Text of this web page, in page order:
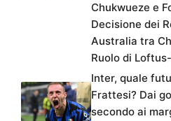
Chukwueze e
Decisione dei
Australia tra
Ruolo di
Inter, quale
Frattesi? Dai
secondo ai